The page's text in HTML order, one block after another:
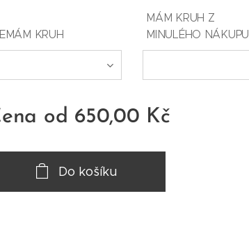
KRUH
MÁM KRUH Z
MINULÉHO NÁKUPU
od 650,00 Kč
Do košíku